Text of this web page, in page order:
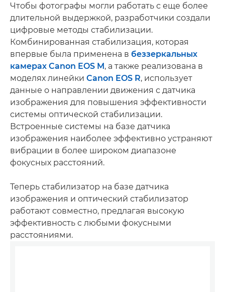
Чтобы фотографы могли работать с еще более
длительной выдержкой, разработчики создали
цифровые методы стабилизации.
Комбинированная стабилизация, которая
впервые была применена в беззеркальных
камерах Canon EOS M, а также реализована в
моделях линейки Canon EOS R, использует
данные о направлении движения с датчика
изображения для повышения эффективности
системы оптической стабилизации.
Встроенные системы на базе датчика
изображения наиболее эффективно устраняют
вибрации в более широком диапазоне
фокусных расстояний.
Теперь стабилизатор на базе датчика
изображения и оптический стабилизатор
работают совместно, предлагая высокую
эффективность с любыми фокусными
расстояниями.